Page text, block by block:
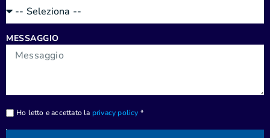
MESSAGGIO
Ho letto e accettato la privacy policy *